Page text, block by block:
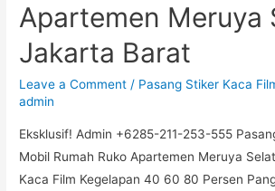
Kaca
Film
Rumah
Apartemen
Meruya
Utara
Apartemen Meruya
Jakarta Barat
Leave a Comment / Pasang Stiker Kaca
admin
Eksklusif! Admin +6285-211-253-555
Mobil Rumah Ruko Apartemen Meruya
Kaca Film Kegelapan 40 60 80 Persen